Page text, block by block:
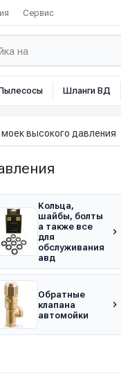
Сервис
Шланги ВД
высокого давления
Кольца,
шайбы, болты
а также все
для
обслуживания
авд
Обратные
клапана
автомойки